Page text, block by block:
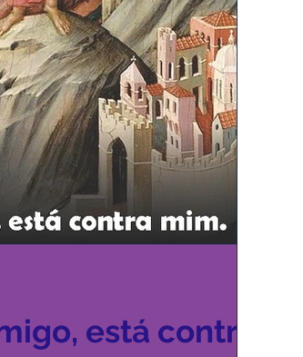
está contra